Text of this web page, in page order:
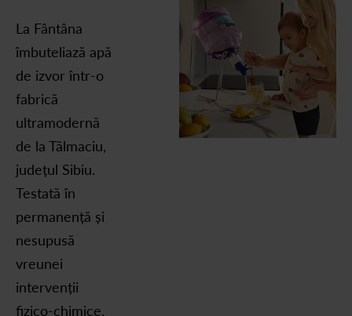
La Fântâna
îmbuteliază apă
de izvor într-o
fabrică
ultramodernă
de la Tălmaciu,
județul Sibiu.
Testată în
permanență și
nesupusă
vreunei
intervenții
fizico-chimice,